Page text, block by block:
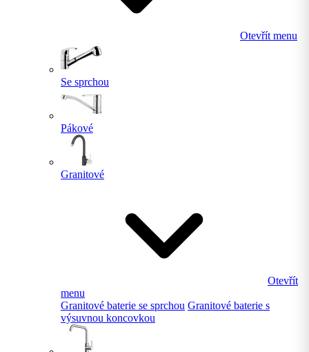
Otevřít menu
Se sprchou
Pákové
Granitové
Otevřít
menu
Granitové baterie se sprchou Granitové baterie s
výsuvnou koncovkou